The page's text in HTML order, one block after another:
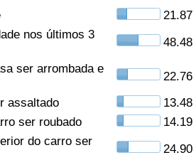
21.87
nos últimos 3
48.48
ser arrombada e
22.76
assaltado
13.48
ser roubado
14.19
do carro ser
24.90
por país